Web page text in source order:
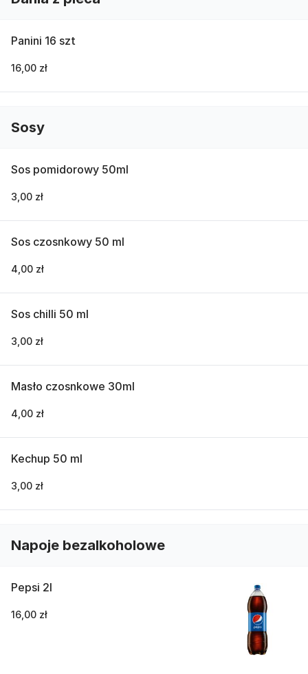
Panini 16 szt
16,00 zł
Sosy
Sos pomidorowy 50ml
3,00 zł
Sos czosnkowy 50 ml
4,00 zł
Sos chilli 50 ml
3,00 zł
Masło czosnkowe 30ml
4,00 zł
Kechup 50 ml
3,00 zł
Napoje bezalkoholowe
Pepsi 2l
16,00 zł